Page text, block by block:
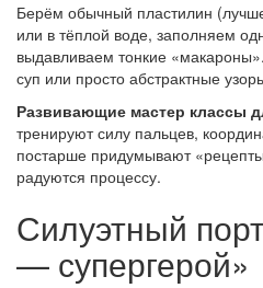
Берём обычный пластилин
или в тёплой воде, заполняем
выдавливаем тонкие
суп или просто абстрактные
Развивающие мастер классы
тренируют силу пальцев,
постарше придумывают
радуются процессу.
Силуэтный
— супергерой»